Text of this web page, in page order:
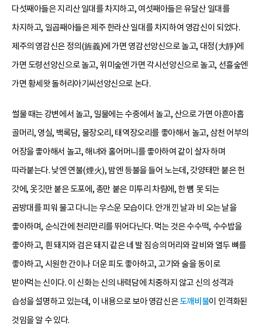
다섯째아들은 지리산 일대를 차지하고, 여섯째아들은 유달산 일대를
차지하고, 일곱째아들은 제주 한라산 일대를 차지하여 영감신이 되었다.
제주의 영감신은 정의(旌義)에 가면 영감선앙신으로 놀고, 대정(大靜)에
가면 도령선앙신으로 놀고, 위미숲엔 가면 각시선앙신으로 놀고, 선흘숲엔
가면 황세왓 돌허리아기씨선앙신으로 논다.
썰물 때는 강변에서 놀고, 밀물에는 수중에서 놀고, 산으로 가면 아흔아홉
골머리, 영실, 백록담, 물장오리, 태역장오리를 좋아해서 놀고, 삼천 어부의
어장을 좋아해서 놀고, 해녀와 홀어머니를 좋아하여 같이 살자 하며
따라붙는다. 낮엔 연불(煙火), 밤엔 등불을 들어 노는데, 갓양태만 붙은 헌
갓에, 옷깃만 붙은 도포에, 총만 붙은 미투리 차림에, 한 뼘 못 되는
곰방대를 피워 물고 다니는 우스운 모습이다. 안개 낀 날과 비 오는 날을
좋아하며, 순식간에 천리만리를 뛰어다닌다. 먹는 것은 수수떡, 수수밥을
좋아하고, 흰 돼지와 검은 돼지 같은 네 발 짐승의 머리와 갈비와 열두 뼈를
좋아하고, 시원한 간이나 더운 피도 좋아하고, 고기와 술을 동이로
받아먹는 신이다. 이 신화는 신의 내력담에 치중하지 않고 신의 성격과
습성을 설명하고 있는데, 이 내용으로 보아 영감신은도깨비불이 인격화된
것임을 알 수 있다.